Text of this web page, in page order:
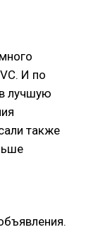
И по
лучшую
также